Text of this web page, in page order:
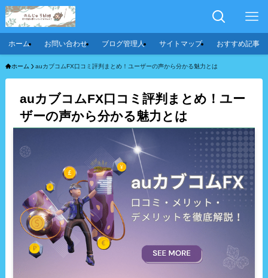
ホーム お問い合わせ ブログ管理人 サイトマップ おすすめ記事
ホーム auカブコムFX口コミ評判まとめ！ユーザーの声から分かる魅力とは
auカブコムFX口コミ評判まとめ！ユー
ザーの声から分かる魅力とは